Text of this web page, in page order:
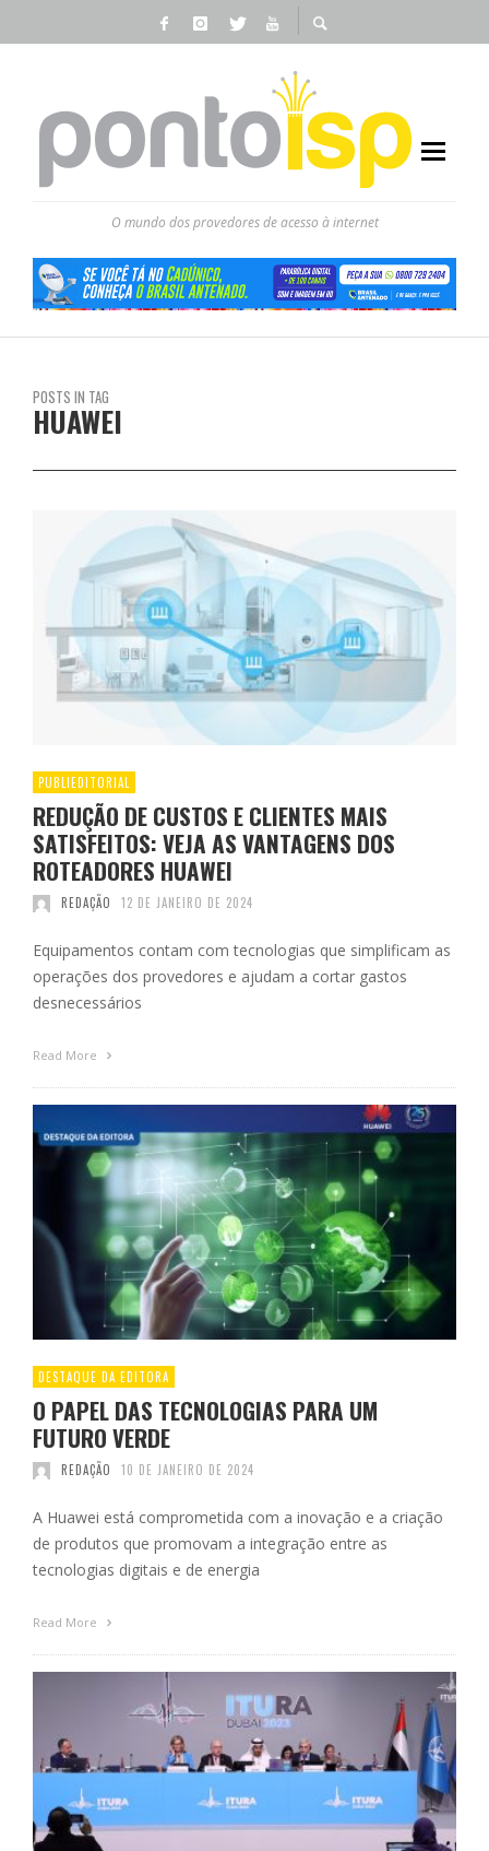
O mundo dos provedores de acesso à internet
POSTS IN TAG
HUAWEI
PUBLIEDITORIAL
REDUÇÃO DE CUSTOS E CLIENTES MAIS
SATISFEITOS: VEJA AS VANTAGENS DOS
ROTEADORES HUAWEI
REDAÇÃO 12 DE JANEIRO DE 2024
Equipamentos contam com tecnologias que simplificam as
operações dos provedores e ajudam a cortar gastos
desnecessários
Read More
DESTAQUE DA EDITORA
O PAPEL DAS TECNOLOGIAS PARA UM
FUTURO VERDE
REDAÇÃO 10 DE JANEIRO DE 2024
A Huawei está comprometida com a inovação e a criação
de produtos que promovam a integração entre as
tecnologias digitais e de energia
Read More